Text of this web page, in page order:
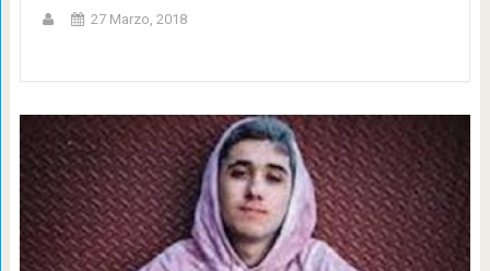
27 Marzo, 2018